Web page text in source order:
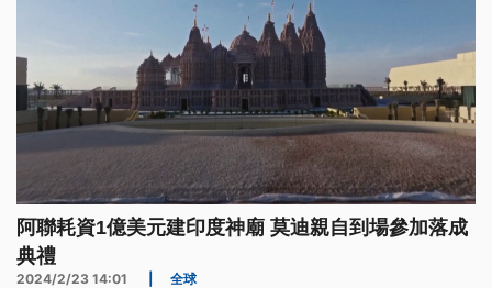
阿聯耗資1億美元建印度神廟 莫迪親自到場參加落成
典禮
2024/2/23 14:01 全球